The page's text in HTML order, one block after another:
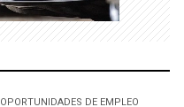
OPORTUNIDADES DE EMPLEO